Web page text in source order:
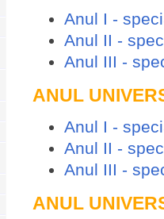
Anul I -
Anul II -
Anul III -
ANUL
Anul I -
Anul II -
Anul III -
ANUL